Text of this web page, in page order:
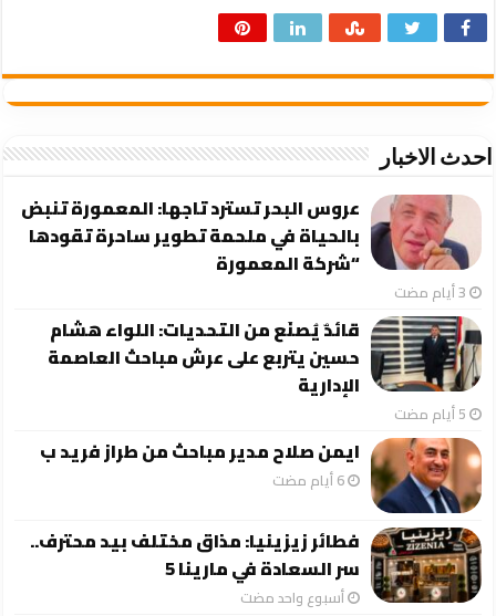
احدث الاخبار
عروس البحر تسترد تاجها: المعمورة تنبض
بالحياة في ملحمة تطوير ساحرة تقودها
“شركة المعمورة
قائدٌ يُصنَع من التحديات: اللواء هشام
حسين يتربع على عرش مباحث العاصمة
الإدارية
ايمن صلاح مدير مباحث من طراز فريد ب
فطائر زيزينيا: مذاق مختلف بيد محترف..
سر السعادة في مارينا 5
‏أسبوع واحد مضت